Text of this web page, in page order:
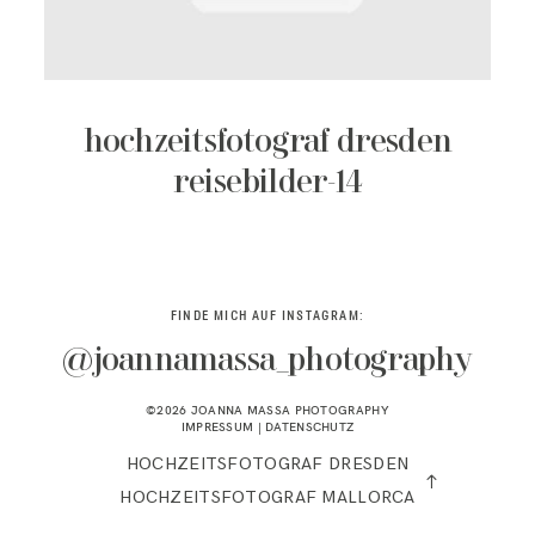
hochzeitsfotograf dresden
reisebilder-14
FINDE MICH AUF INSTAGRAM:
@joannamassa_photography
©2026 JOANNA MASSA PHOTOGRAPHY
IMPRESSUM | DATENSCHUTZ
HOCHZEITSFOTOGRAF DRESDEN
HOCHZEITSFOTOGRAF MALLORCA